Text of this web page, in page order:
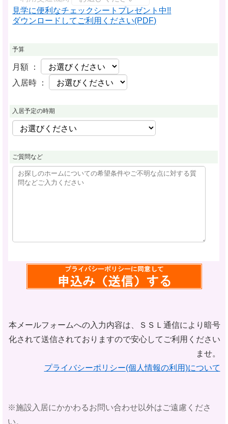
見学に便利なチェックシートプレゼント中!!
ダウンロードしてご利用ください(PDF)
予算
月額 ：
入居時 ：
入居予定の時期
ご質問など
本メールフォームへの入力内容は、ＳＳＬ通信により暗号
化されて送信されておりますので安心してご利用ください
ませ。
プライバシーポリシー(個人情報の利用)について
※施設入居にかかわるお問い合わせ以外はご遠慮くださ
い。